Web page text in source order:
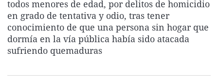
La rosa de los vientos
Gente viajera
Como el perro y el
Caso
Retornados
Equipo de
Extremadura
Galicia
La Rioja
País Vasco
Virales
Televisión
Elecciones
todos menores de edad, por delitos de homicidio
en grado de tentativa y odio, tras tener
conocimiento de que una persona sin hogar que
dormía en la vía pública había sido atacada
sufriendo quemaduras